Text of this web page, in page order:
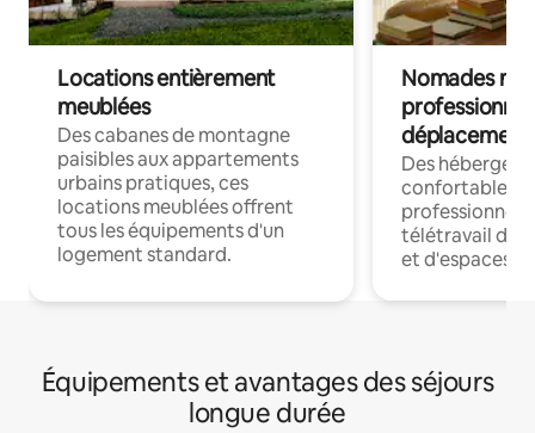
Locations entièrement
meublées
Des cabanes de montagne
paisibles aux appartements
urbains pratiques, ces
locations meublées offrent
tous les équipements d'un
logement standard.
Nomades
déplacement
Des
confortables
professionnels
télétravail
et d'espaces
Équipements et avantages des séjours
longue durée